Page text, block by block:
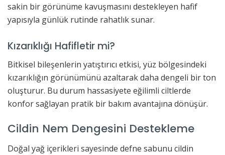
sakin bir görünüme kavuşmasını destekleyen hafif
yapısıyla günlük rutinde rahatlık sunar.
Kızarıklığı Hafifletir mi?
Bitkisel bileşenlerin yatıştırıcı etkisi, yüz bölgesindeki
kızarıklığın görünümünü azaltarak daha dengeli bir ton
oluşturur. Bu durum hassasiyete eğilimli ciltlerde
konfor sağlayan pratik bir bakım avantajına dönüşür.
Cildin Nem Dengesini Destekleme
Doğal yağ içerikleri sayesinde defne sabunu cildin